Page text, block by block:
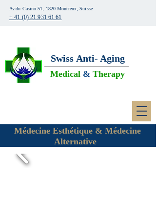
Av.du Casino 51, 1820 Montreux, Suisse
+ 41 (0) 21 931 61 61
Swiss Anti- Aging
Medical & Therapy
Médecine Esthétique & Médecine
Alternative